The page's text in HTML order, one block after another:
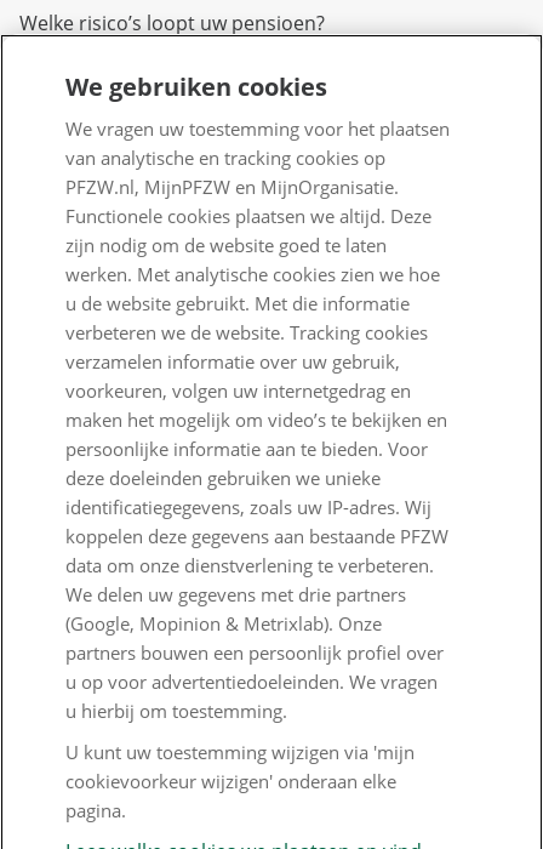
Welke risico’s loopt uw pensioen?
Over PFZW
Wij zijn PFZW
Beleggen voor een goed pensioen
Nieuwe regels voor pensioen
Zo staan we ervoor
Nieuws
Voor de pers
PFZW Dichtbij
Werken bij PFZW
Responsible disclosure
Digitale toegankelijkheid
Goed Bezig
Klantenservice
Contact
Veelgestelde vragen
Klachtenregeling
We gebruiken cookies
We vragen uw toestemming voor het plaatsen
van analytische en tracking cookies op
PFZW.nl, MijnPFZW en MijnOrganisatie.
Functionele cookies plaatsen we altijd. Deze
zijn nodig om de website goed te laten
werken. Met analytische cookies zien we hoe
u de website gebruikt. Met die informatie
verbeteren we de website. Tracking cookies
verzamelen informatie over uw gebruik,
voorkeuren, volgen uw internetgedrag en
maken het mogelijk om video’s te bekijken en
persoonlijke informatie aan te bieden. Voor
deze doeleinden gebruiken we unieke
identificatiegegevens, zoals uw IP-adres. Wij
koppelen deze gegevens aan bestaande PFZW
data om onze dienstverlening te verbeteren.
We delen uw gegevens met drie partners
(Google, Mopinion & Metrixlab). Onze
partners bouwen een persoonlijk profiel over
u op voor advertentiedoeleinden. We vragen
u hierbij om toestemming.
U kunt uw toestemming wijzigen via 'mijn
cookievoorkeur wijzigen' onderaan elke
pagina.